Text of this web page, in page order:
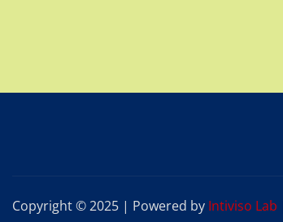
Copyright © 2025 | Powered by Intiviso Lab